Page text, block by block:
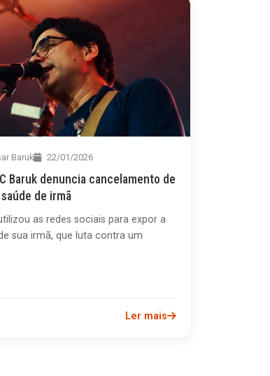
Baruk 22/01/2026
Baruk denuncia cancelamento de
de irmã
as redes sociais para expor a
sua irmã, que luta contra um
Ler mais